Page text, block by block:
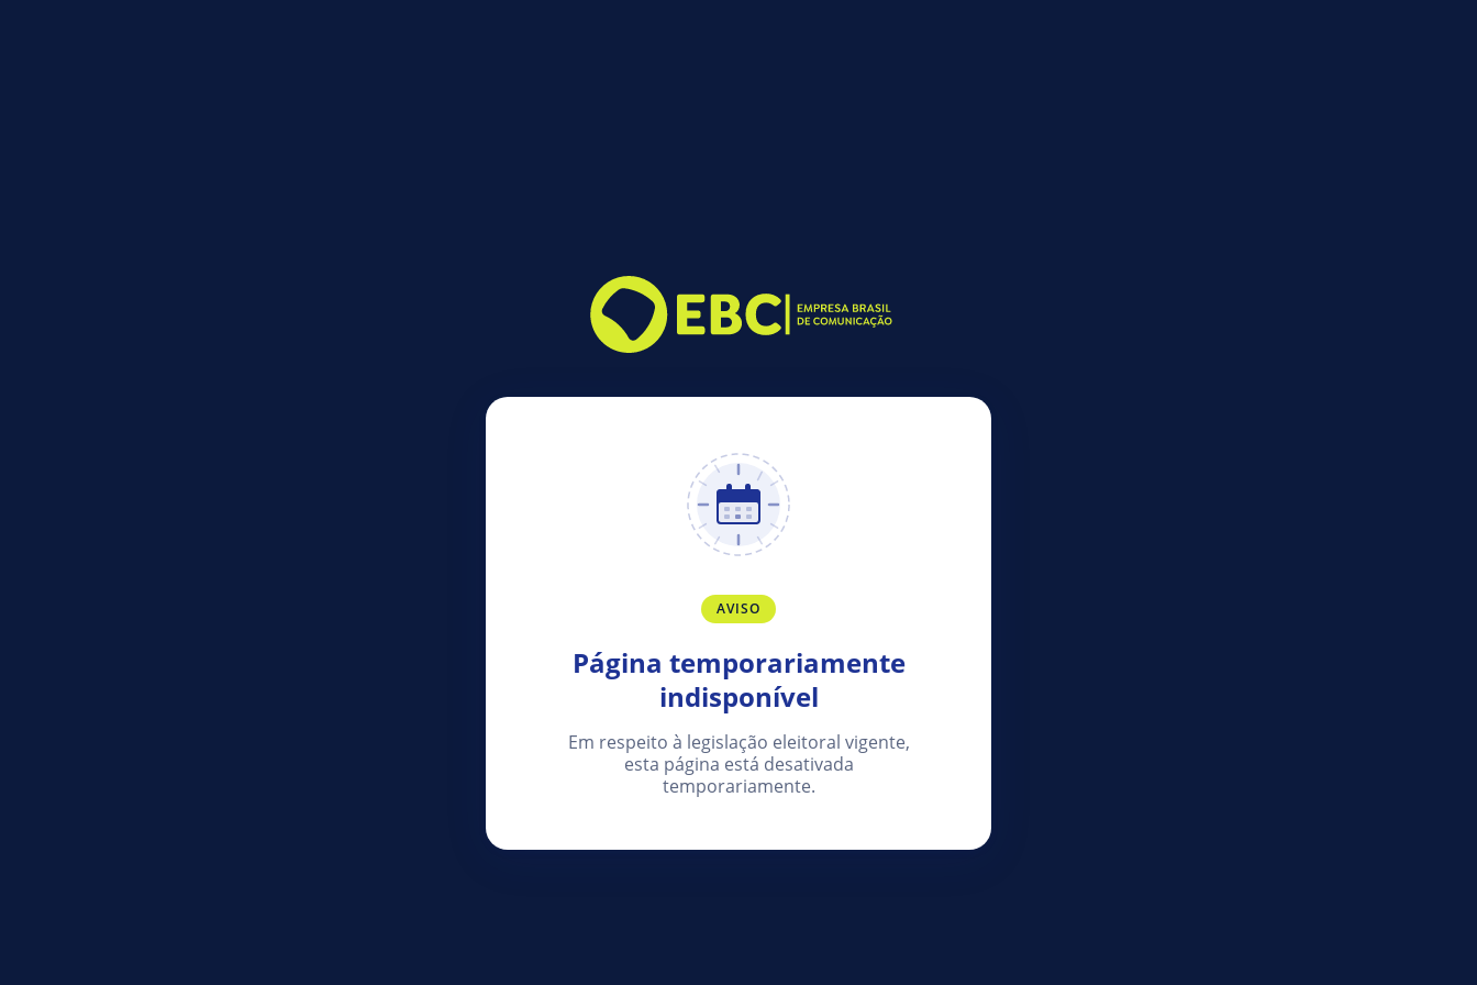
AVISO
Página temporariamente
indisponível
Em respeito à legislação eleitoral vigente,
esta página está desativada
temporariamente.